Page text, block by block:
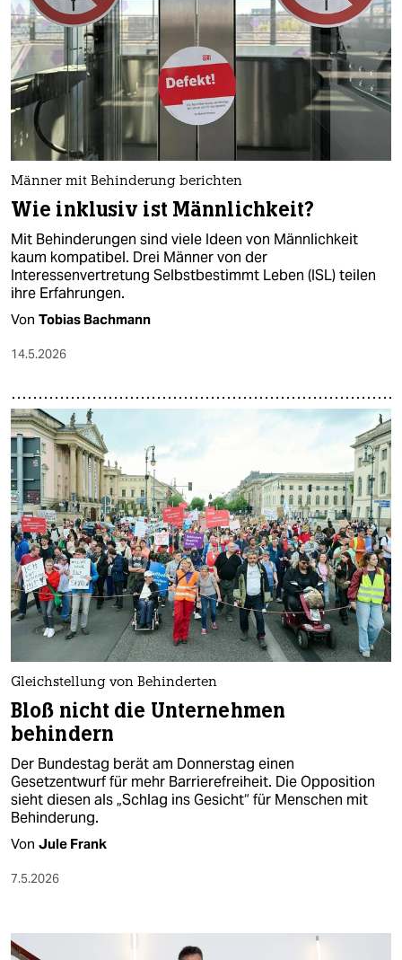
Männer mit Behinderung berichten
Wie inklusiv ist Männlichkeit?
Mit Behinderungen sind viele Ideen von Männlichkeit
kaum kompatibel. Drei Männer von der
Interessenvertretung Selbstbestimmt Leben (ISL) teilen
ihre Erfahrungen.
Von Tobias Bachmann
14.5.2026
Gleichstellung von Behinderten
Bloß nicht die Unternehmen
behindern
Der Bundestag berät am Donnerstag einen
Gesetzentwurf für mehr Barrierefreiheit. Die Opposition
sieht diesen als „Schlag ins Gesicht“ für Menschen mit
Behinderung.
Von Jule Frank
7.5.2026